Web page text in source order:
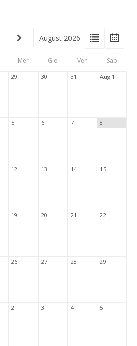
View
List
August 2026
Mer Gio Ven Sab
29 30 31 Aug 1
5 6 7 8
12 13 14 15
19 20 21 22
26 27 28 29
2 3 4 5